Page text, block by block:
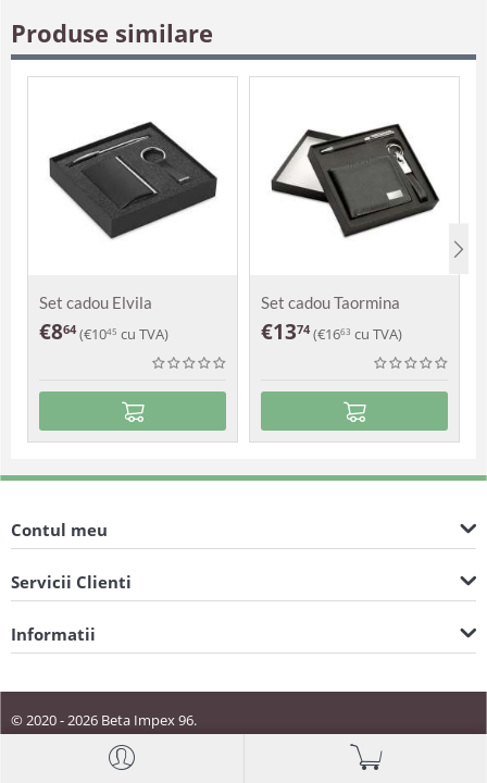
Produse similare
Set cadou Elvila
€864 (€1045 cu TVA)
Set cadou Taormina
€1374 (€1663 cu TVA)
Contul meu
Servicii Clienti
Informatii
© 2020 - 2026 Beta Impex 96.